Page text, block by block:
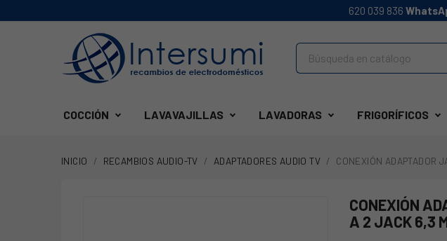
620 039 836
COCCIÓN LAVAVAJILLAS LAVADORAS FRIGORÍFICOS
INICIO RECAMBIOS AUDIO-TV ADAPTADORES AUDIO TV CONEXIÓN ADAPTADOR
CONEXIÓN
A 2 JACK 6,3